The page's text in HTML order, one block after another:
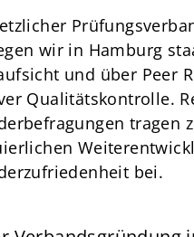
wir in Hamburg
und über Peer
Qualitätskontrolle.
tragen
bei.